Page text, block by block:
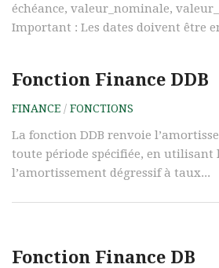
échéance, valeur_nominale,
Important : Les dates doivent être
Fonction Finance DDB
FINANCE / FONCTIONS
La fonction DDB renvoie
toute période spécifiée, en utilisant
l’amortissement dégressif à taux...
Fonction Finance DB